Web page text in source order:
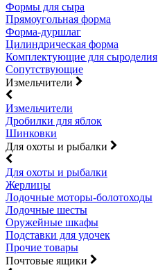
Формы для сыра
Прямоугольная форма
Форма-дуршлаг
Цилиндрическая форма
Комплектующие для сыроделия
Сопутствующие
Измельчители
Измельчители
Дробилки для яблок
Шинковки
Для охоты и рыбалки
Для охоты и рыбалки
Жерлицы
Лодочные моторы-болотоходы
Лодочные шесты
Оружейные шкафы
Подставки для удочек
Прочие товары
Почтовые ящики